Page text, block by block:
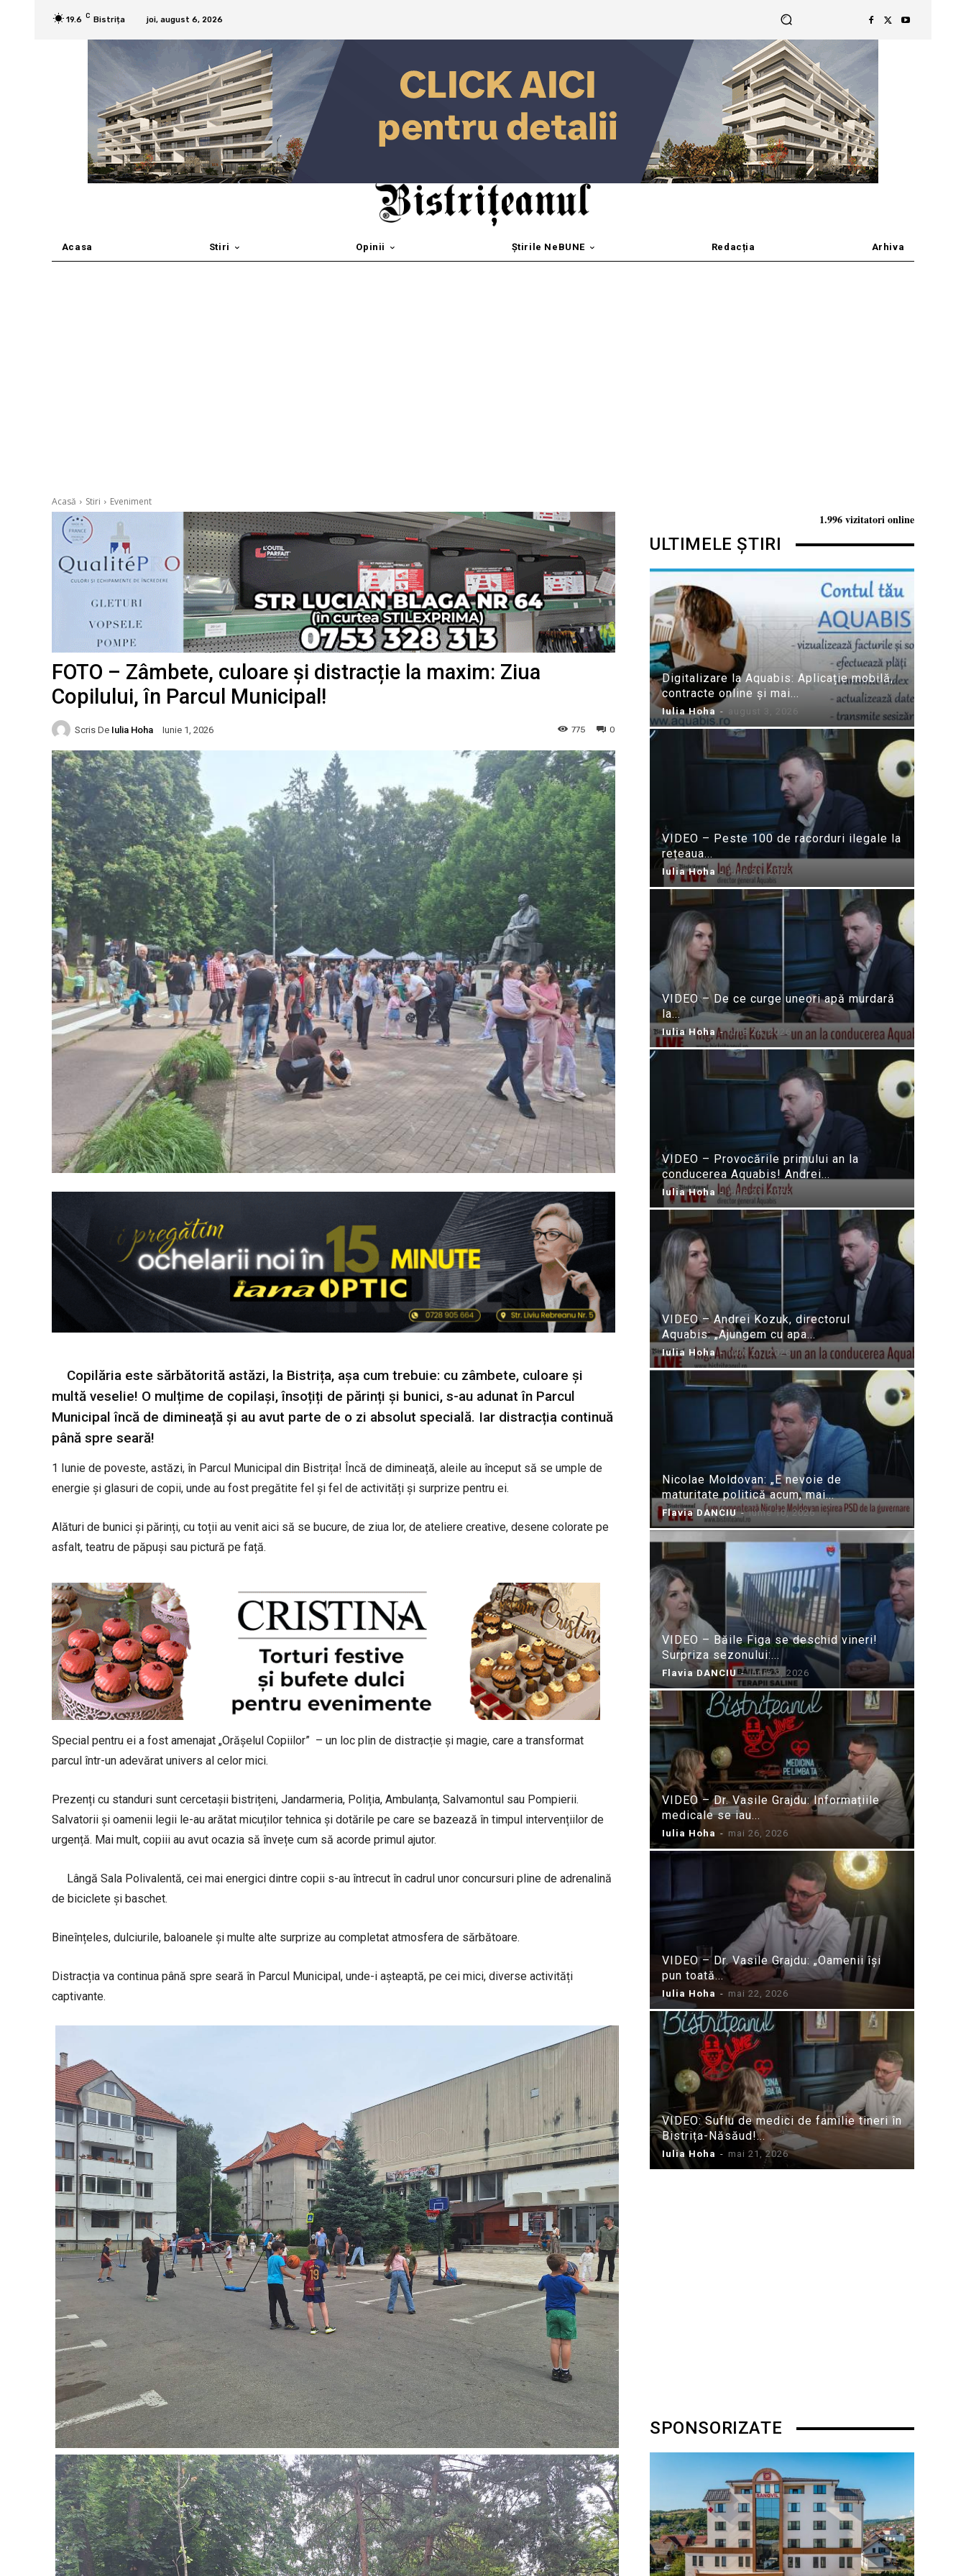
19.6 C Bistrița joi, august 6, 2026
Acasa Stiri Opinii Știrile NeBUNE Redacția Arhiva
Acasă Stiri Eveniment
FOTO – Zâmbete, culoare și distracție la maxim: Ziua
Copilului, în Parcul Municipal!
Scris De Iulia Hoha Iunie 1, 2026 0
775
Copilăria este sărbătorită astăzi, la Bistrița, așa cum trebuie: cu zâmbete, culoare și
multă veselie! O mulțime de copilași, însoțiți de părinți și bunici, s-au adunat în Parcul
Municipal încă de dimineață și au avut parte de o zi absolut specială. Iar distracția continuă
până spre seară!
1 Iunie de poveste, astăzi, în Parcul Municipal din Bistrița! ​Încă de dimineață, aleile au început să se umple de
energie și glasuri de copii, unde au fost pregătite fel și fel de activități și surprize pentru ei.
Alături de bunici și părinți, cu toții au venit aici să se bucure, de ziua lor, de ateliere creative, desene colorate pe
asfalt, teatru de păpuși sau pictură pe față.
Special pentru ei a fost amenajat „Orășelul Copiilor” – un loc plin de distracție și magie, care a transformat
parcul într-un adevărat univers al celor mici.
Prezenți cu standuri sunt cercetașii bistrițeni, Jandarmeria, Poliția, Ambulanța, Salvamontul sau Pompierii.
Salvatorii și oamenii legii le-au arătat micuților tehnica și dotările pe care se bazează în timpul intervențiilor de
urgență. Mai mult, copiii au avut ocazia să învețe cum să acorde primul ajutor.
Lângă Sala Polivalentă, cei mai energici dintre copii s-au întrecut în cadrul unor concursuri pline de adrenalină
de biciclete și baschet.
Bineînțeles, dulciurile, baloanele și multe alte surprize au completat atmosfera de sărbătoare.
Distracția va continua până spre seară în Parcul Municipal, unde-i așteaptă, pe cei mici, diverse activități
captivante.
1.996 vizitatori online
ULTIMELE ȘTIRI
Digitalizare la Aquabis: Aplicație mobilă,
contracte online și mai...
Iulia Hoha - august 3, 2026
VIDEO – Peste 100 de racorduri ilegale la
rețeaua...
Iulia Hoha - iulie 31, 2026
VIDEO – De ce curge uneori apă murdară
la...
Iulia Hoha - iulie 24, 2026
VIDEO – Provocările primului an la
conducerea Aquabis! Andrei...
Iulia Hoha - iulie 21, 2026
VIDEO – Andrei Kozuk, directorul
Aquabis: „Ajungem cu apa...
Iulia Hoha - iulie 21, 2026
Nicolae Moldovan: „E nevoie de
maturitate politică acum, mai...
Flavia DANCIU - iunie 10, 2026
VIDEO – Băile Figa se deschid vineri!
Surpriza sezonului:...
Flavia DANCIU - iunie 9, 2026
VIDEO – Dr. Vasile Grajdu: Informațiile
medicale se iau...
Iulia Hoha - mai 26, 2026
VIDEO – Dr. Vasile Grajdu: „Oamenii își
pun toată...
Iulia Hoha - mai 22, 2026
VIDEO: Suflu de medici de familie tineri în
Bistrița-Năsăud!...
Iulia Hoha - mai 21, 2026
SPONSORIZATE